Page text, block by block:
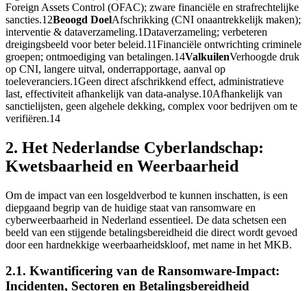
Foreign Assets Control (OFAC); zware financiële en strafrechtelijke
sancties.12Beoogd DoelAfschrikking (CNI onaantrekkelijk maken);
interventie & dataverzameling.1Dataverzameling; verbeteren
dreigingsbeeld voor beter beleid.11Financiële ontwrichting criminele
groepen; ontmoediging van betalingen.14ValkuilenVerhoogde druk
op CNI, langere uitval, onderrapportage, aanval op
toeleveranciers.1Geen direct afschrikkend effect, administratieve
last, effectiviteit afhankelijk van data-analyse.10Afhankelijk van
sanctielijsten, geen algehele dekking, complex voor bedrijven om te
verifiëren.14
2. Het Nederlandse Cyberlandschap:
Kwetsbaarheid en Weerbaarheid
Om de impact van een losgeldverbod te kunnen inschatten, is een
diepgaand begrip van de huidige staat van ransomware en
cyberweerbaarheid in Nederland essentieel. De data schetsen een
beeld van een stijgende betalingsbereidheid die direct wordt gevoed
door een hardnekkige weerbaarheidskloof, met name in het MKB.
2.1. Kwantificering van de Ransomware-Impact:
Incidenten, Sectoren en Betalingsbereidheid